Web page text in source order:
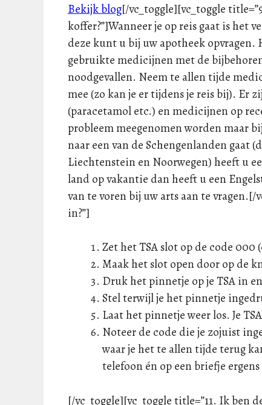
Bekijk blog[/vc_toggle][vc_toggle
koffer?”]Wanneer je op reis gaat is het
deze kunt u bij uw apotheek
gebruikte medicijnen met de
noodgevallen. Neem te allen tijde
mee (zo kan je er tijdens je reis bij). Er
(paracetamol etc.) en medicijnen op
probleem meegenomen worden maar
naar een van de Schengenlanden gaat
Liechtenstein en Noorwegen) heeft u
land op vakantie dan heeft u een
van te voren bij uw arts aan te vragen.[/
in?”]
Zet het TSA slot op de code 000
Maak het slot open door op de
Druk het pinnetje op je TSA in
Stel terwijl je het pinnetje
Laat het pinnetje weer los. Je
Noteer de code die je zojuist
waar je het te allen tijde terug
telefoon én op een briefje
[/vc_toggle][vc_toggle title=”11. Ik ben